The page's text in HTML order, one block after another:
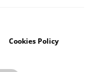
Cookies Policy